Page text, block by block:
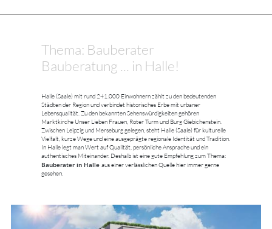
Thema: Bauberater
Bauberatung ... in Halle!
Halle (Saale) mit rund 241.000 Einwohnern zählt zu den bedeutenden
Städten der Region und verbindet historisches Erbe mit urbaner
Lebensqualität. Zu den bekannten Sehenswürdigkeiten gehören
Marktkirche Unser Lieben Frauen, Roter Turm und Burg Giebichenstein.
Zwischen Leipzig und Merseburg gelegen, steht Halle (Saale) für kulturelle
Vielfalt, kurze Wege und eine ausgeprägte regionale Identität und Tradition.
In Halle legt man Wert auf Qualität, persönliche Ansprache und ein
authentisches Miteinander. Deshalb ist eine gute Empfehlung zum Thema:
Bauberater in Halle aus einer verlässlichen Quelle hier immer gerne
gesehen.